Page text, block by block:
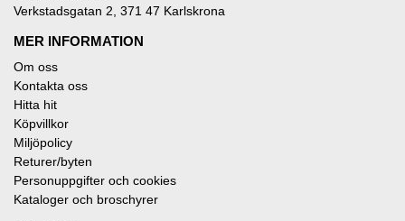
Verkstadsgatan 2, 371 47 Karlskrona
MER INFORMATION
Om oss
Kontakta oss
Hitta hit
Köpvillkor
Miljöpolicy
Returer/byten
Personuppgifter och cookies
Kataloger och broschyrer